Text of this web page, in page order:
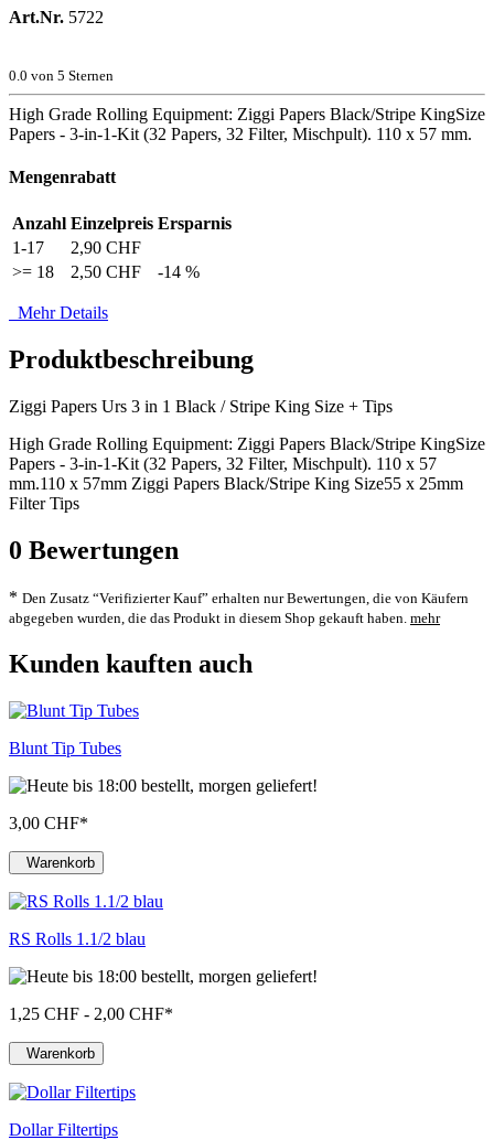
Art.Nr. 5722
0.0 von 5 Sternen
High Grade Rolling Equipment: Ziggi Papers Black/Stripe KingSize
Papers - 3-in-1-Kit (32 Papers, 32 Filter, Mischpult). 110 x 57 mm.
Mengenrabatt
Anzahl Einzelpreis Ersparnis
1-17
2,90 CHF
>= 18
2,50 CHF -14 %
Mehr Details
Produktbeschreibung
Ziggi Papers Urs 3 in 1 Black / Stripe King Size + Tips
High Grade Rolling Equipment: Ziggi Papers Black/Stripe KingSize
Papers - 3-in-1-Kit (32 Papers, 32 Filter, Mischpult). 110 x 57
mm.110 x 57mm Ziggi Papers Black/Stripe King Size55 x 25mm
Filter Tips
0 Bewertungen
* Den Zusatz “Verifizierter Kauf” erhalten nur Bewertungen, die von Käufern
abgegeben wurden, die das Produkt in diesem Shop gekauft haben. mehr
Kunden kauften auch
Blunt Tip Tubes
3,00 CHF*
Warenkorb
RS Rolls 1.1/2 blau
1,25 CHF - 2,00 CHF*
Warenkorb
Dollar Filtertips